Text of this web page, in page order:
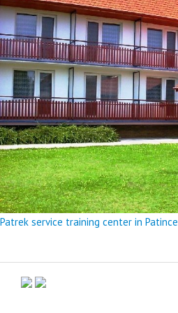
Patrek service training center in Patince